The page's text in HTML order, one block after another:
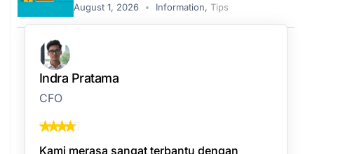
August 1, 2026 Information, Tips
Indra Pratama
CFO
Kami merasa sangat terbantu dengan